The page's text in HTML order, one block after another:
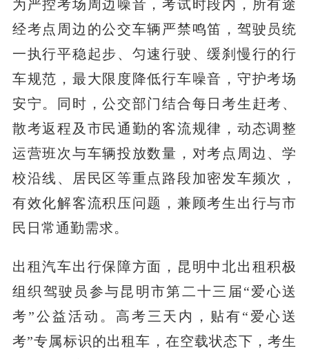
为严控考场周边噪音，考试时段内，所有途
经考点周边的公交车辆严禁鸣笛，驾驶员统
一执行平稳起步、匀速行驶、缓刹慢行的行
车规范，最大限度降低行车噪音，守护考场
安宁。同时，公交部门结合每日考生赶考、
散考返程及市民通勤的客流规律，动态调整
运营班次与车辆投放数量，对考点周边、学
校沿线、居民区等重点路段加密发车频次，
有效化解客流积压问题，兼顾考生出行与市
民日常通勤需求。
出租汽车出行保障方面，昆明中北出租积极
组织驾驶员参与昆明市第二十三届“爱心送
考”公益活动。高考三天内，贴有“爱心送
考”专属标识的出租车，在空载状态下，考生